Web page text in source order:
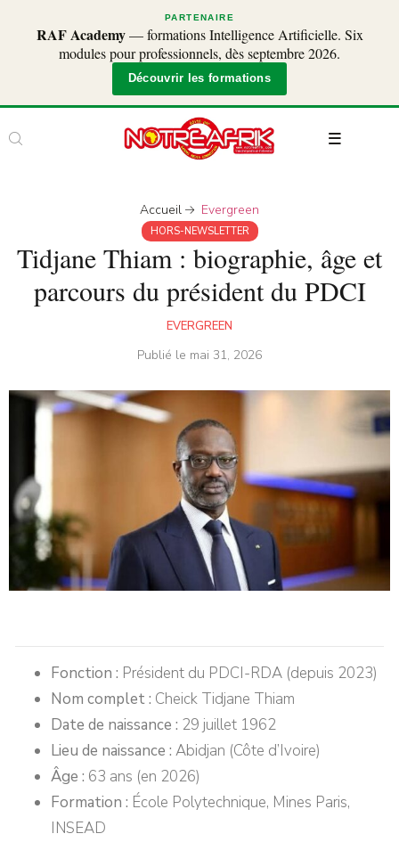
PARTENAIRE
RAF Academy— formations Intelligence Artificielle. Six
modules pour professionnels, dès septembre 2026.
Découvrir les formations
Accueil Evergreen
HORS-NEWSLETTER
Tidjane Thiam : biographie, âge et
parcours du président du PDCI
EVERGREEN
Publié le mai 31, 2026
Fonction : Président du PDCI-RDA (depuis 2023)
Nom complet : Cheick Tidjane Thiam
Date de naissance : 29 juillet 1962
Lieu de naissance : Abidjan (Côte d’Ivoire)
Âge : 63 ans (en 2026)
Formation : École Polytechnique, Mines Paris,
INSEAD